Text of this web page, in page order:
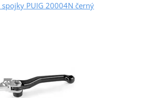
spojky PUIG 20004N černý